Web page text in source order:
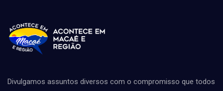
Divulgamos assuntos diversos com o compromisso que todos